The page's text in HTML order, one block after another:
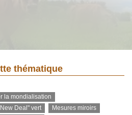
thématique
la mondialisation
Deal" vert
Mesures miroirs